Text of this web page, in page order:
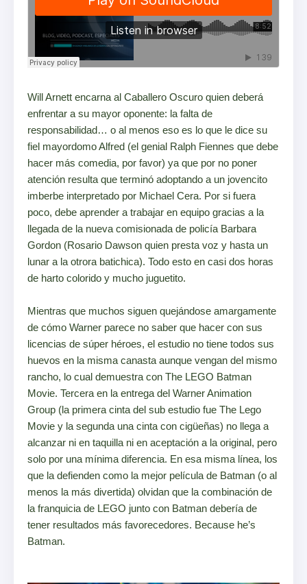
Will Arnett encarna al Caballero Oscuro quien deberá
enfrentar a su mayor oponente: la falta de
responsabilidad… o al menos eso es lo que le dice su
fiel mayordomo Alfred (el genial Ralph Fiennes que debe
hacer más comedia, por favor) ya que por no poner
atención resulta que terminó adoptando a un jovencito
imberbe interpretado por Michael Cera. Por si fuera
poco, debe aprender a trabajar en equipo gracias a la
llegada de la nueva comisionada de policía Barbara
Gordon (Rosario Dawson quien presta voz y hasta un
lunar a la otrora batichica). Todo esto en casi dos horas
de harto colorido y mucho juguetito.
Mientras que muchos siguen quejándose amargamente
de cómo Warner parece no saber que hacer con sus
licencias de súper héroes, el estudio no tiene todos sus
huevos en la misma canasta aunque vengan del mismo
rancho, lo cual demuestra con The LEGO Batman
Movie. Tercera en la entrega del Warner Animation
Group (la primera cinta del sub estudio fue The Lego
Movie y la segunda una cinta con cigüeñas) no llega a
alcanzar ni en taquilla ni en aceptación a la original, pero
solo por una mínima diferencia. En esa misma línea, los
que la defienden como la mejor película de Batman (o al
menos la más divertida) olvidan que la combinación de
la franquicia de LEGO junto con Batman debería de
tener resultados más favorecedores. Because he’s
Batman.